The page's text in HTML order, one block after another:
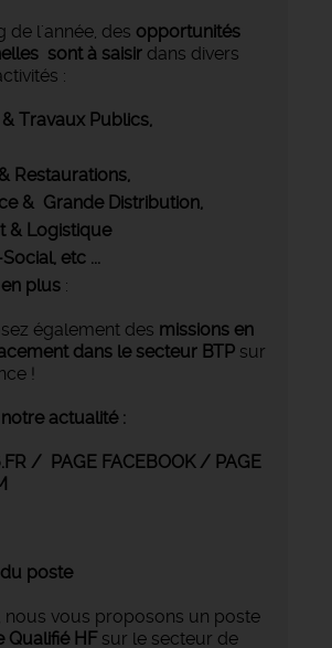
de l'année, des opportunités
sont à saisir dans divers
:
Travaux Publics,
Restaurations,
& Grande Distribution,
& Logistique
etc ...
plus :
également des missions en
dans le secteur BTP sur
!
actualité :
/ PAGE FACEBOOK / PAGE
poste
nous vous proposons un poste
Qualifié HF sur le secteur de